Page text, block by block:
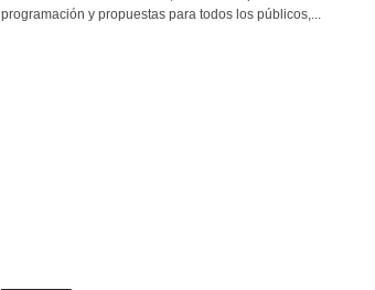
programación y propuestas para todos los públicos,...